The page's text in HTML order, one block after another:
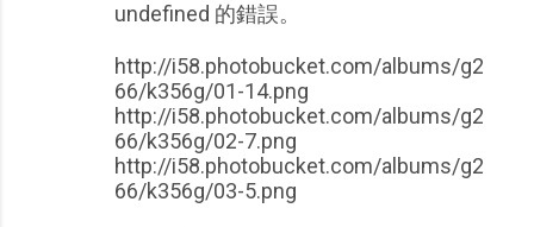
undefined 的錯誤。
http://i58.photobucket.com/albums/g2
66/k356g/01-14.png
http://i58.photobucket.com/albums/g2
66/k356g/02-7.png
http://i58.photobucket.com/albums/g2
66/k356g/03-5.png